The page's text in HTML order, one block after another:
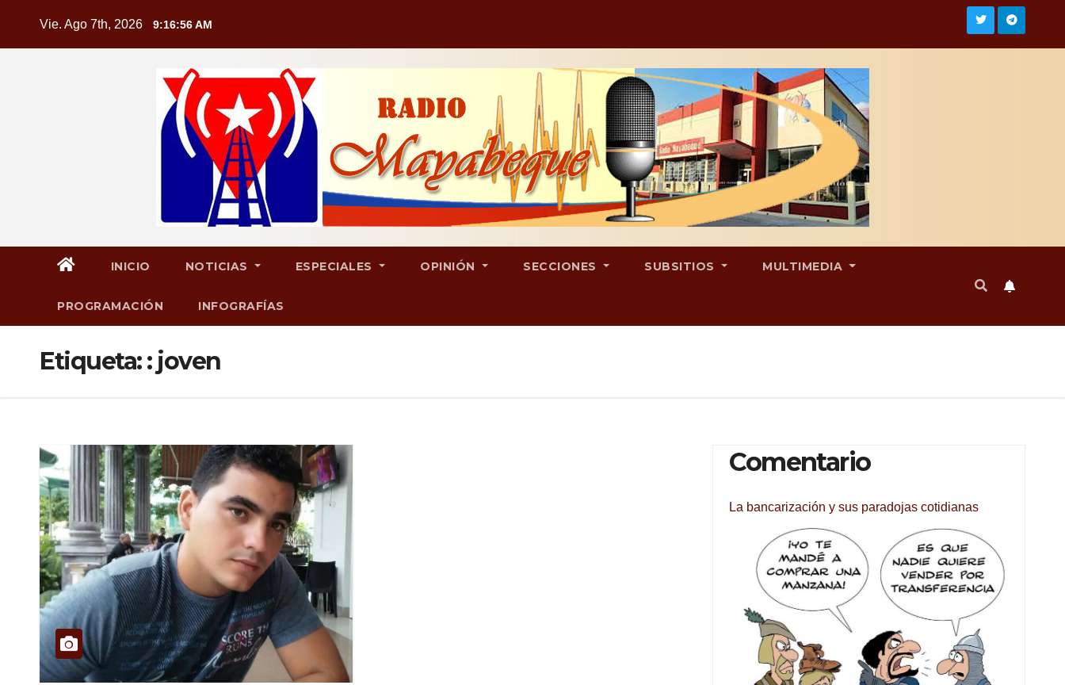
Vie. Ago 7th, 2026 9:16:57 AM
INICIO NOTICIAS ESPECIALES OPINIÓN SECCIONES SUBSITIOS MULTIMEDIA
PROGRAMACIÓN INFOGRAFÍAS
Etiqueta:: joven
Comentario
La bancarización y sus paradojas cotidianas